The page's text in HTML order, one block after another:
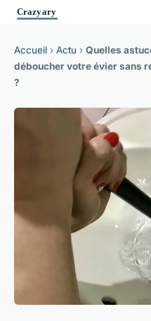
Accueil › Actu › Quelles
déboucher votre évier sans
?